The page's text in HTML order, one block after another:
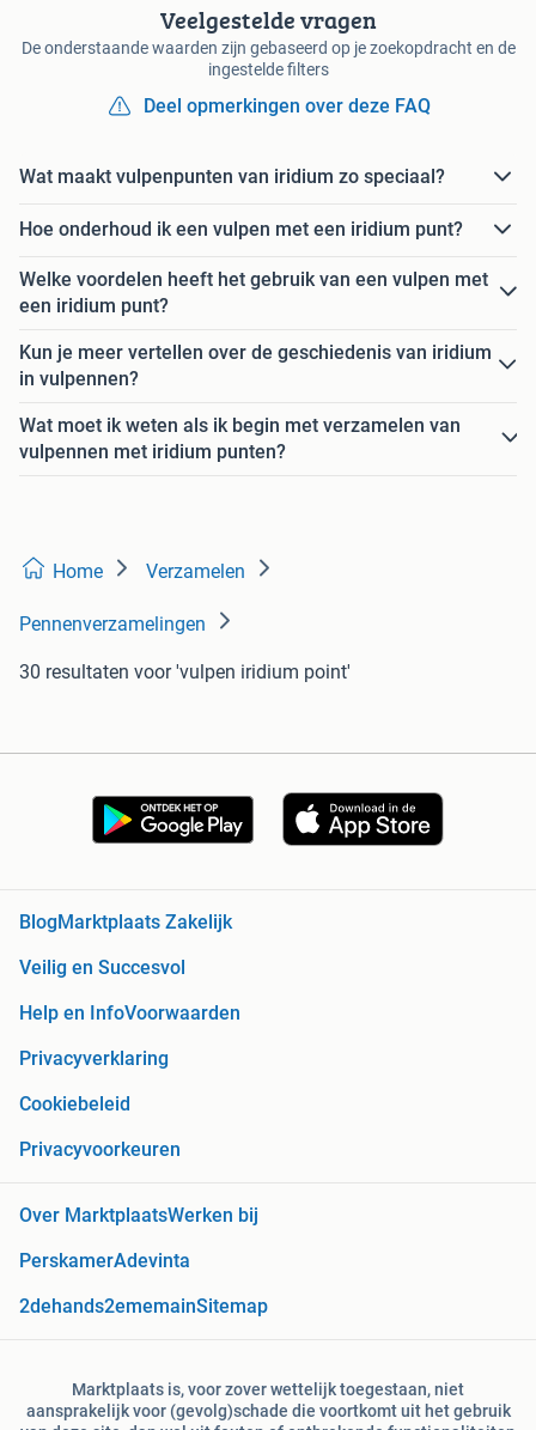
Veelgestelde vragen
De onderstaande waarden zijn gebaseerd op je zoekopdracht en de
ingestelde filters
Deel opmerkingen over deze FAQ
Wat maakt vulpenpunten van iridium zo speciaal?
Hoe onderhoud ik een vulpen met een iridium punt?
Welke voordelen heeft het gebruik van een vulpen met
een iridium punt?
Kun je meer vertellen over de geschiedenis van iridium
in vulpennen?
Wat moet ik weten als ik begin met verzamelen van
vulpennen met iridium punten?
Home Verzamelen
Pennenverzamelingen
30 resultaten voor 'vulpen iridium point'
BlogMarktplaats Zakelijk
Veilig en Succesvol
Help en InfoVoorwaarden
Privacyverklaring
Cookiebeleid
Privacyvoorkeuren
Over MarktplaatsWerken bij
PerskamerAdevinta
2dehands2ememainSitemap
Marktplaats is, voor zover wettelijk toegestaan, niet
aansprakelijk voor (gevolg)schade die voortkomt uit het gebruik